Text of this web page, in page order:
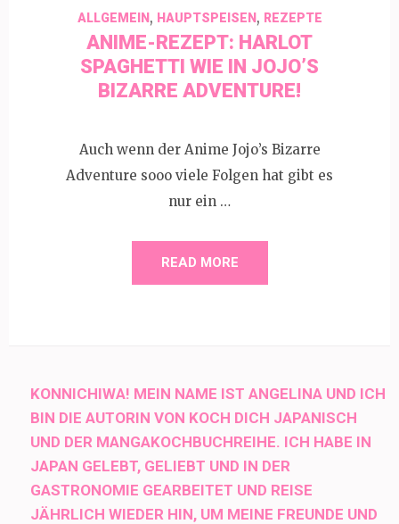
ALLGEMEIN, HAUPTSPEISEN, REZEPTE
ANIME-REZEPT: HARLOT
SPAGHETTI WIE IN JOJO’S
BIZARRE ADVENTURE!
Auch wenn der Anime Jojo’s Bizarre
Adventure sooo viele Folgen hat gibt es
nur ein …
READ MORE
KONNICHIWA! MEIN NAME IST ANGELINA UND ICH
BIN DIE AUTORIN VON KOCH DICH JAPANISCH
UND DER MANGAKOCHBUCHREIHE. ICH HABE IN
JAPAN GELEBT, GELIEBT UND IN DER
GASTRONOMIE GEARBEITET UND REISE
JÄHRLICH WIEDER HIN, UM MEINE FREUNDE UND